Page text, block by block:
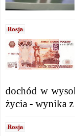
Rosja
dochód w
życia - wynika
Rosja